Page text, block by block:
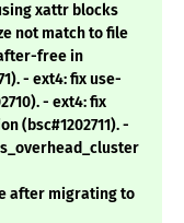
xattr blocks
not match to file
free in
- ext4: fix use-
- ext4: fix
(bsc#1202711). -
after migrating to